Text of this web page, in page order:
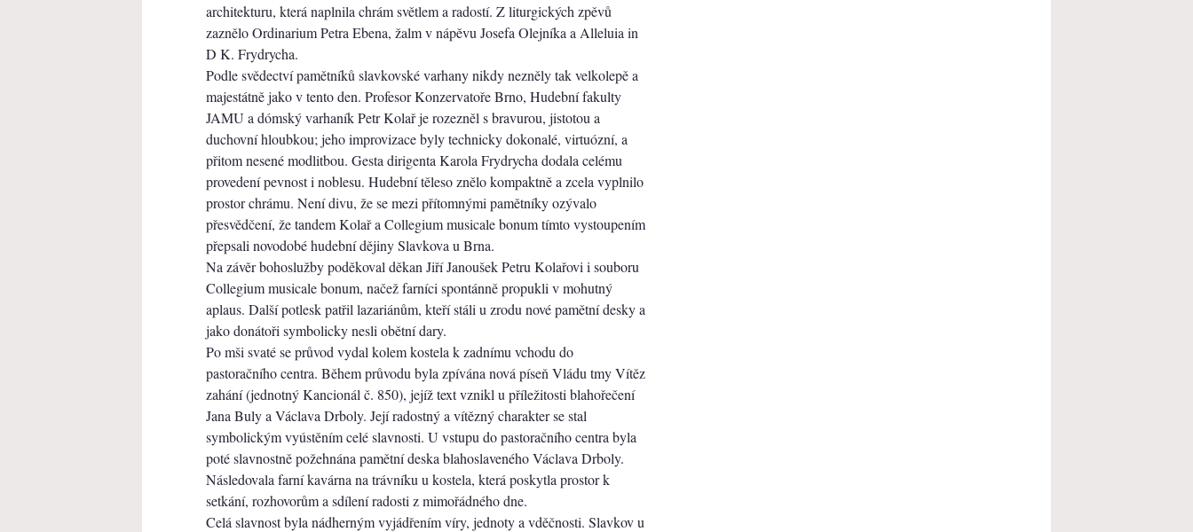
architekturu, která naplnila chrám světlem a radostí. Z liturgických zpěvů
zaznělo Ordinarium Petra Ebena, žalm v nápěvu Josefa Olejníka a Alleluia in
D K. Frydrycha.
Podle svědectví pamětníků slavkovské varhany nikdy nezněly tak velkolepě a
majestátně jako v tento den. Profesor Konzervatoře Brno, Hudební fakulty
JAMU a dómský varhaník Petr Kolař je rozezněl s bravurou, jistotou a
duchovní hloubkou; jeho improvizace byly technicky dokonalé, virtuózní, a
přitom nesené modlitbou. Gesta dirigenta Karola Frydrycha dodala celému
provedení pevnost i noblesu. Hudební těleso znělo kompaktně a zcela vyplnilo
prostor chrámu. Není divu, že se mezi přítomnými pamětníky ozývalo
přesvědčení, že tandem Kolař a Collegium musicale bonum tímto vystoupením
přepsali novodobé hudební dějiny Slavkova u Brna.
Na závěr bohoslužby poděkoval děkan Jiří Janoušek Petru Kolařovi i souboru
Collegium musicale bonum, načež farníci spontánně propukli v mohutný
aplaus. Další potlesk patřil lazariánům, kteří stáli u zrodu nové pamětní desky a
jako donátoři symbolicky nesli obětní dary.
Po mši svaté se průvod vydal kolem kostela k zadnímu vchodu do
pastoračního centra. Během průvodu byla zpívána nová píseň Vládu tmy Vítěz
zahání (jednotný Kancionál č. 850), jejíž text vznikl u příležitosti blahořečení
Jana Buly a Václava Drboly. Její radostný a vítězný charakter se stal
symbolickým vyústěním celé slavnosti. U vstupu do pastoračního centra byla
poté slavnostně požehnána pamětní deska blahoslaveného Václava Drboly.
Následovala farní kavárna na trávníku u kostela, která poskytla prostor k
setkání, rozhovorům a sdílení radosti z mimořádného dne.
Celá slavnost byla nádherným vyjádřením víry, jednoty a vděčnosti. Slavkov u